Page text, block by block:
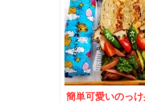
簡単可愛いのっけ